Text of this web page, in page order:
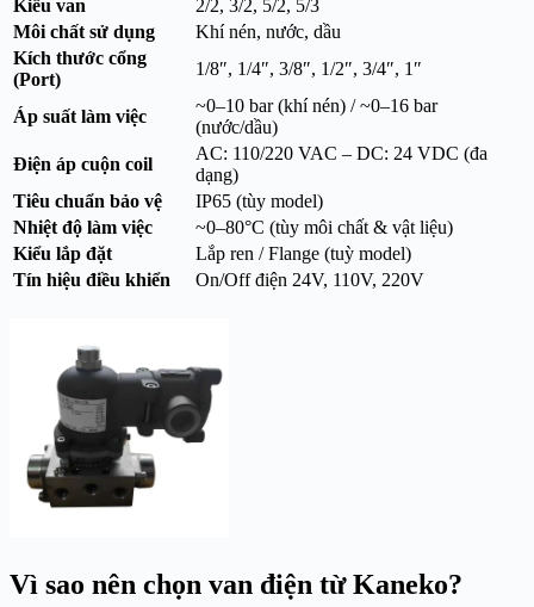
Kiểu van
2/2, 3/2, 5/2, 5/3
Môi chất sử dụng
Khí nén, nước, dầu
Kích thước cổng
(Port)
1/8″, 1/4″, 3/8″, 1/2″, 3/4″, 1″
Áp suất làm việc
~0–10 bar (khí nén) / ~0–16 bar
(nước/dầu)
Điện áp cuộn coil
AC: 110/220 VAC – DC: 24 VDC (đa
dạng)
Tiêu chuẩn bảo vệ
IP65 (tùy model)
Nhiệt độ làm việc
~0–80°C (tùy môi chất & vật liệu)
Kiểu lắp đặt
Lắp ren / Flange (tuỳ model)
Tín hiệu điều khiển
On/Off điện 24V, 110V, 220V
Vì sao nên chọn van điện từ Kaneko?